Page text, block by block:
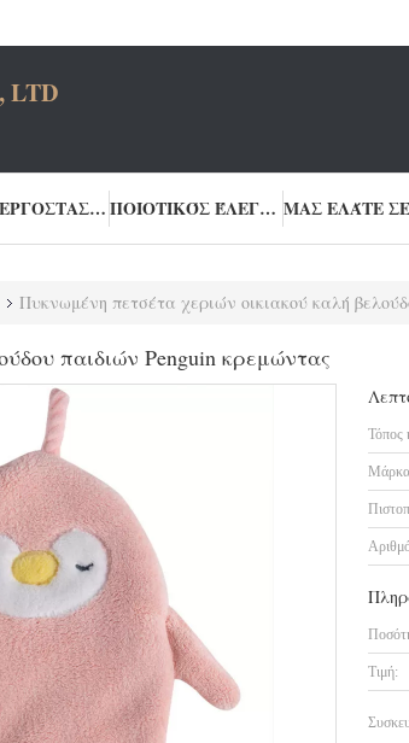
LTD
ΚΑΛΎΤΕΡΑ ΠΡΟΪΌΝΤΑ
CUSTON ΠΑΡΈΧΕΙΤΗ ΜΙΑΣ ΣΤΆΣΗΣ
ΓΎΡΟΣ ΕΡΓΟΣΤΑΣΊΩΝ ΠΟΙΟΤΙΚΌΣ ΈΛΕΓΧΟΣ
Πυκνωμένη πετσέτα χεριών οικιακού καλή
παιδιών Penguin κρεμώντας
Τόπος
Τιμή: